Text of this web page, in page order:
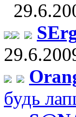
будь